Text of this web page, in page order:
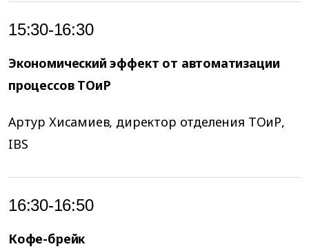
15:30-16:30
Экономический эффект от автоматизации
процессов ТОиР
Артур Хисамиев, директор отделения ТОиР,
IBS
16:30-16:50
Кофе-брейк